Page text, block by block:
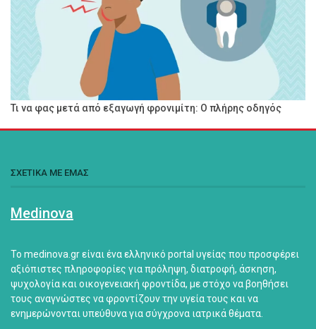
Τι να φας μετά από εξαγωγή φρονιμίτη: Ο πλήρης οδηγός
ΣΧΕΤΙΚΑ ΜΕ ΕΜΑΣ
Medinova
Το medinova.gr είναι ένα ελληνικό portal υγείας που προσφέρει
αξιόπιστες πληροφορίες για πρόληψη, διατροφή, άσκηση,
ψυχολογία και οικογενειακή φροντίδα, με στόχο να βοηθήσει
τους αναγνώστες να φροντίζουν την υγεία τους και να
ενημερώνονται υπεύθυνα για σύγχρονα ιατρικά θέματα.